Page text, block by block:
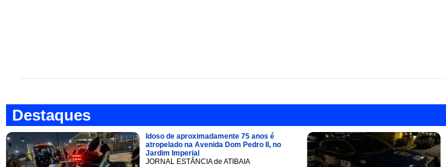
Destaques
Idoso de aproximadamente 75 anos é
atropelado na Avenida Dom Pedro II, no
Jardim Imperial
JORNAL ESTÂNCIA de ATIBAIA